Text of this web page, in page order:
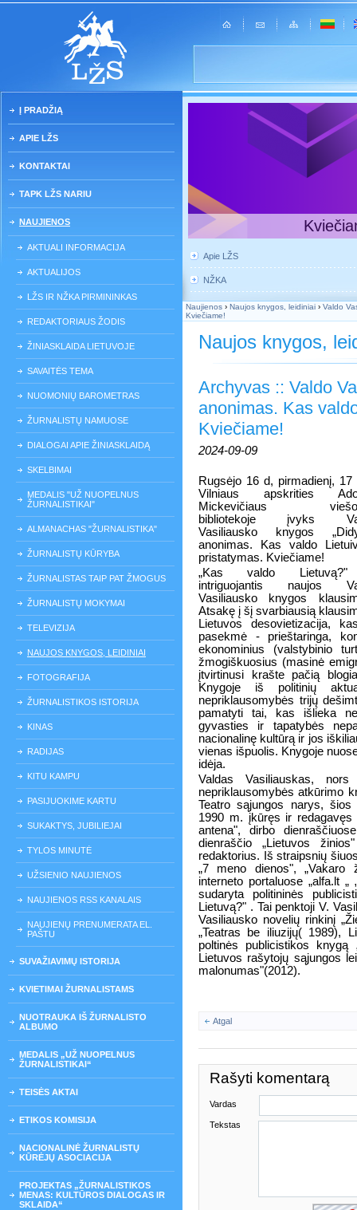
Į PRADŽIĄ
APIE LŽS
KONTAKTAI
TAPK LŽS NARIU
NAUJIENOS
AKTUALI INFORMACIJA
AKTUALIJOS
LŽS IR NŽKA PIRMININKAS
REDAKTORIAUS ŽODIS
ŽINIASKLAIDA LIETUVOJE
SAVAITĖS TEMA
NUOMONIŲ BAROMETRAS
ŽURNALISTŲ NAMUOSE
DIALOGAI APIE ŽINIASKLAIDĄ
SKELBIMAI
MEDALIS "UŽ NUOPELNUS
ŽURNALISTIKAI"
ALMANACHAS "ŽURNALISTIKA"
ŽURNALISTŲ KŪRYBA
ŽURNALISTAS TAIP PAT ŽMOGUS
ŽURNALISTŲ MOKYMAI
TELEVIZIJA
NAUJOS KNYGOS, LEIDINIAI
FOTOGRAFIJA
ŽURNALISTIKOS ISTORIJA
KINAS
RADIJAS
KITU KAMPU
PASIJUOKIME KARTU
SUKAKTYS, JUBILIEJAI
TYLOS MINUTĖ
UŽSIENIO NAUJIENOS
NAUJIENOS RSS KANALAIS
NAUJIENŲ PRENUMERATA EL.
PAŠTU
SUVAŽIAVIMŲ ISTORIJA
KVIETIMAI ŽURNALISTAMS
NUOTRAUKA IŠ ŽURNALISTO
ALBUMO
MEDALIS „UŽ NUOPELNUS
ŽURNALISTIKAI“
TEISĖS AKTAI
ETIKOS KOMISIJA
NACIONALINĖ ŽURNALISTŲ
KŪRĖJŲ ASOCIACIJA
PROJEKTAS „ŽURNALISTIKOS
MENAS: KULTŪROS DIALOGAS IR
SKLAIDA“
Apie LŽS
NŽKA
Naujienos › Naujos knygos, leidiniai › Valdo
Kviečiame!
Naujos knygos,
Archyvas :: Valdo
anonimas. Kas
Kviečiame!
2024-09-09
Rugsėjo 16 d, pirmadienį, 17
Vilniaus apskrities
Mickevičiaus
bibliotekoje įvyks
Vasiliausko knygos
anonimas. Kas valdo
pristatymas. Kviečiame!
„Kas valdo
intriguojantis naujos
Vasiliausko knygos
Atsakę į šį svarbiausią
Lietuvos desovietizacija,
pasekmė - prieštaringa,
ekonominius (valstybinio
žmogiškuosius (masinė
įtvirtinusi krašte pačią
Knygoje iš politinių
nepriklausomybės trijų
pamatyti tai, kas išlieka
gyvasties ir tapatybės
nacionalinę kultūrą ir jos
vienas išpuolis. Knygoje
idėja.
Valdas Vasiliauskas,
nepriklausomybės atkūrimo
Teatro sąjungos narys, šios
1990 m. įkūręs ir redagavęs
antena", dirbo
dienraščio „Lietuvos
redaktorius. Iš straipsnių
„7 meno dienos", „Vakaro
interneto portaluose „alfa.lt „
sudaryta politininės
Lietuvą?" . Tai penktoji V.
Vasiliausko novelių rinkinį
„Teatras be iliuzijų( 1989),
poltinės publicistikos knygą
Lietuvos rašytojų sąjungos
malonumas"(2012).
Atgal
Rašyti komentarą
Vardas
Tekstas